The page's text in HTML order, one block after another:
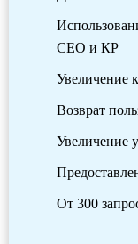
СЕО и КР
Увеличение
Возврат
Увеличение
От 300